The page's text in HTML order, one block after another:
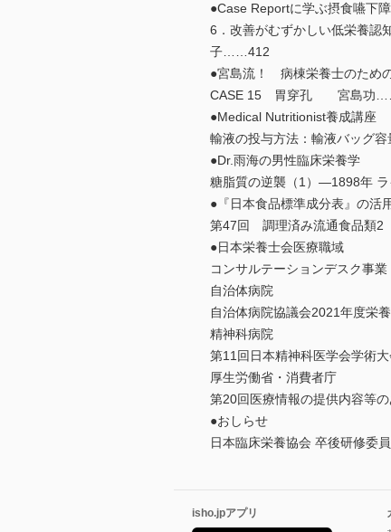
●Case Reportに学ぶ摂食嚥下
6．改善がむずかしい低栄養
子……412
●宮島流！ 病棟栄養士のため
CASE 15 胃穿孔 宮島功
●Medical Nutritionist養成講座
輸液の投与方法：輸液バッ
●Dr.雨海の男性臨床栄養学
糖脂質の逆襲（1）―1898
●『日本食品標準成分表』の
第47回 調理済み流通食品
●日本栄養士会医療職域
コンサルテーションデスク
自治体病院
自治体病院協議会2021年度
精神科病院
第11回日本精神科医学会学
厚生労働省・消費者庁
第20回医療情報の提供内容等
●おしらせ
日本臨床栄養協会 卒後研修委
isho.jpアプリ